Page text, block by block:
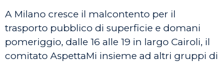
A Milano cresce il malcontento per il
trasporto pubblico di superficie e domani
pomeriggio, dalle 16 alle 19 in largo Cairoli, il
comitato AspettaMi insieme ad altri gruppi di